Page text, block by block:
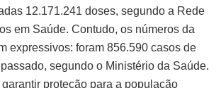
12.171.241 doses, segundo a Rede
em Saúde. Contudo, os números da
expressivos: foram 856.590 casos de
segundo o Ministério da Saúde.
proteção para a população